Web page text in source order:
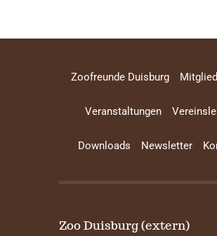
Zoofreunde Duisburg
Veranstaltungen
Downloads Newsletter
Zoo Duisburg (extern)